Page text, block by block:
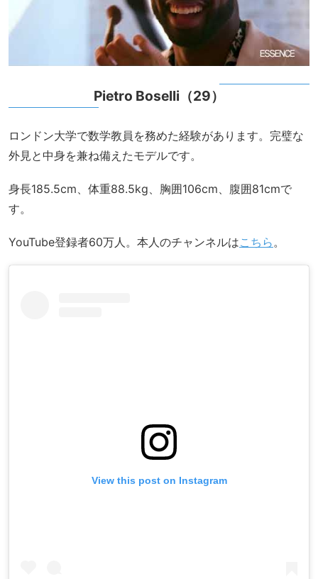
Pietro Boselli（29）
ロンドン大学で数学教員を務めた経験があります。完璧な
外見と中身を兼ね備えたモデルです。
身長185.5cm、体重88.5kg、胸囲106cm、腹囲81cmで
す。
YouTube登録者60万人。本人のチャンネルはこちら。
View this post on Instagram